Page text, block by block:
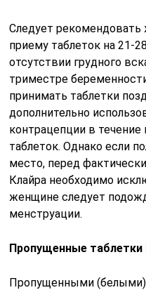
Следует
приему таблеток на 21-
отсутствии грудного
триместре
принимать таблетки
дополнительно
контрацепции в
таблеток. Однако если
место, перед
Клайра необходимо
женщине следует
менструации.
Пропущенные таблетки
Пропущенными